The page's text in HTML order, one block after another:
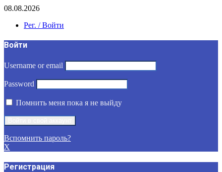
08.08.2026
Рег. / Войти
Войти
Username or email
Password
Помнить меня пока я не выйду
Вспомнить пароль?
X
Регистрация